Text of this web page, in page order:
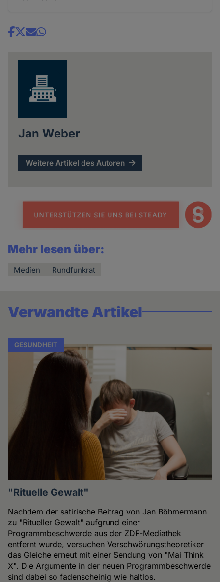
Share
Jan Weber
Weitere Artikel des Autoren
Mehr lesen über:
Medien Rundfunkrat
Verwandte Artikel
GESUNDHEIT
"Rituelle Gewalt"
Nachdem der satirische Beitrag von Jan Böhmermann
zu "Ritueller Gewalt" aufgrund einer
Programmbeschwerde aus der ZDF-Mediathek
entfernt wurde, versuchen Verschwörungstheoretiker
das Gleiche erneut mit einer Sendung von "Mai Think
X". Die Argumente in der neuen Programmbeschwerde
sind dabei so fadenscheinig wie haltlos.